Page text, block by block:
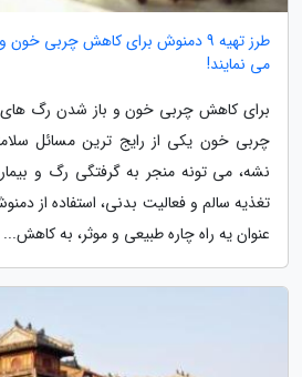
طرز تهیه 9 دمنوش برای کاهش چربی
می نمایند!
برای کاهش چربی خون و باز شدن رگ
چربی خون یکی از رایج ترین مسائل
نشه، می تونه منجر به گرفتگی رگ و
تغذیه سالم و فعالیت بدنی، استفاده از
عنوان یه راه چاره طبیعی و موثر، به کاهش...